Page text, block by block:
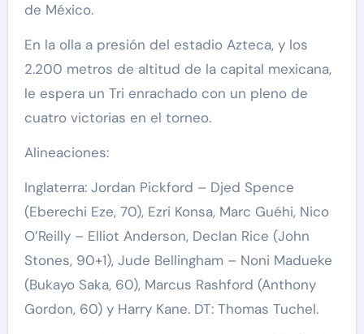
de México.
En la olla a presión del estadio Azteca, y los
2.200 metros de altitud de la capital mexicana,
le espera un Tri enrachado con un pleno de
cuatro victorias en el torneo.
Alineaciones:
Inglaterra: Jordan Pickford – Djed Spence
(Eberechi Eze, 70), Ezri Konsa, Marc Guéhi, Nico
O’Reilly – Elliot Anderson, Declan Rice (John
Stones, 90+1), Jude Bellingham – Noni Madueke
(Bukayo Saka, 60), Marcus Rashford (Anthony
Gordon, 60) y Harry Kane. DT: Thomas Tuchel.